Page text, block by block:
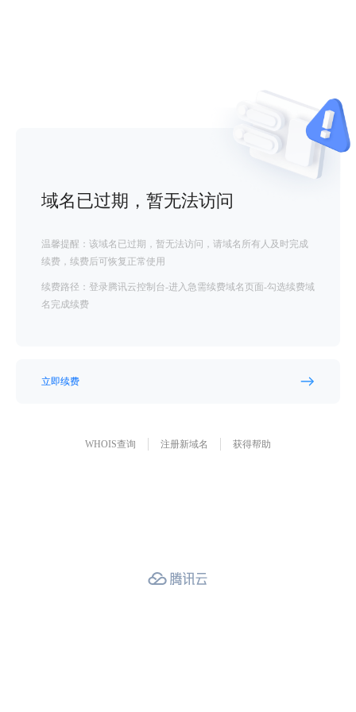
域名已过期，暂无法访问
温馨提醒：该域名已过期，暂无法访问，请域名所有人及时完成
续费，续费后可恢复正常使用
续费路径：登录腾讯云控制台-进入急需续费域名页面-勾选续费域
名完成续费
立即续费
WHOIS查询 注册新域名 获得帮助